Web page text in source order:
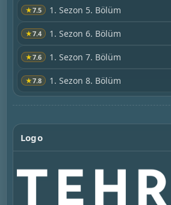
★7.5 1. Sezon 5. Bölüm
★7.4 1. Sezon 6. Bölüm
★7.6 1. Sezon 7. Bölüm
★7.8 1. Sezon 8. Bölüm
Logo